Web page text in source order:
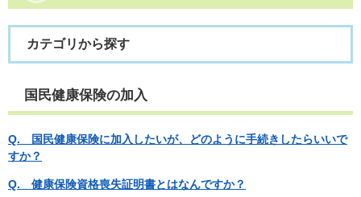
カテゴリから探す
国民健康保険の加入
Q. 国民健康保険に加入したいが、どのように手続きしたらいいで
すか？
Q. 健康保険資格喪失証明書とはなんですか？